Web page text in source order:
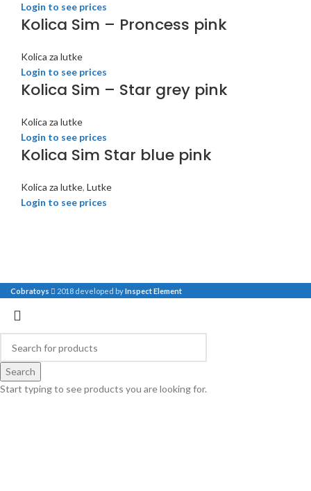
Login to see prices
Kolica Sim – Proncess pink
Kolica za lutke
Login to see prices
Kolica Sim – Star grey pink
Kolica za lutke
Login to see prices
Kolica Sim Star blue pink
Kolica za lutke, Lutke
Login to see prices
Cobratoys 2018 developed byInspect Element
Search
Start typing to see products you are looking for.